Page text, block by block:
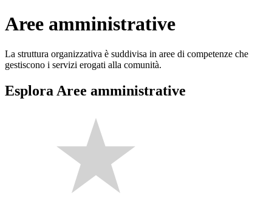
Aree amministrative
La struttura organizzativa è suddivisa in aree di competenze che
gestiscono i servizi erogati alla comunità.
Esplora Aree amministrative